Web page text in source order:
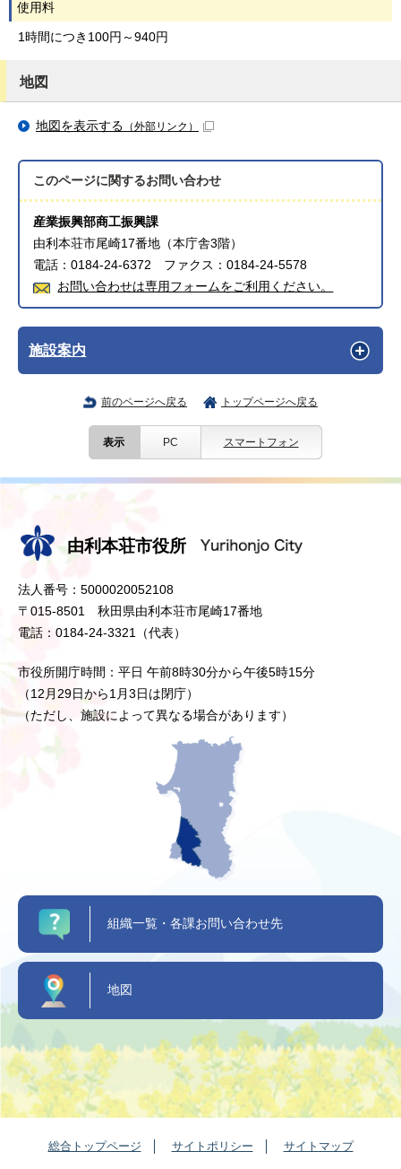
使用料
1時間につき100円～940円
地図
地図を表示する （外部リンク）
このページに関するお問い合わせ
産業振興部商工振興課
由利本荘市尾崎17番地（本庁舎3階）
電話：0184-24-6372 ファクス：0184-24-5578
お問い合わせは専用フォームをご利用ください。
施設案内
前のページへ戻る トップページへ戻る
表示 PC スマートフォン
由利本荘市役所
法人番号：5000020052108
〒015-8501 秋田県由利本荘市尾崎17番地
電話：0184-24-3321（代表）
市役所開庁時間：平日 午前8時30分から午後5時15分
（12月29日から1月3日は閉庁）
（ただし、施設によって異なる場合があります）
組織一覧・各課お問い合わせ先
地図
総合トップページ サイトポリシー サイトマップ